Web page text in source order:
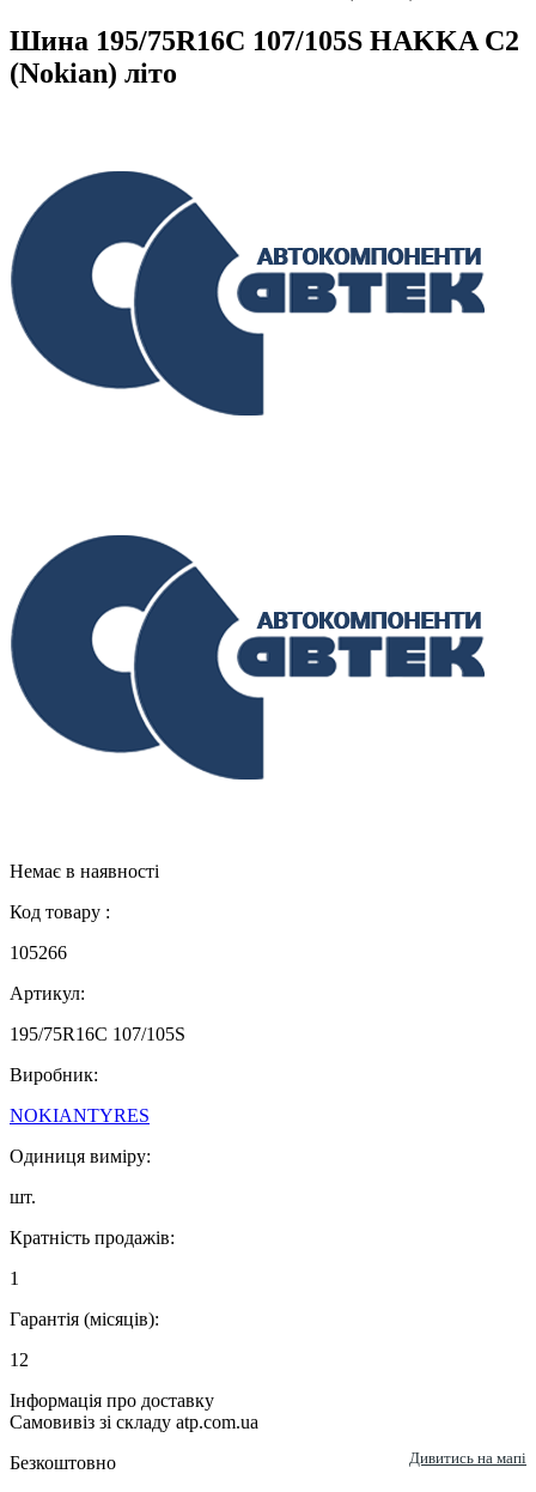
Шина 195/75R16C 107/105S HAKKA C2
(Nokian) літо
Немає в наявності
Код товару :
105266
Артикул:
195/75R16C 107/105S
Виробник:
NOKIANTYRES
Одиниця виміру:
шт.
Кратність продажів:
1
Гарантія (місяців):
12
Інформація про доставку
Самовивіз зі складу atp.com.ua
Безкоштовно
Дивитись на мапі